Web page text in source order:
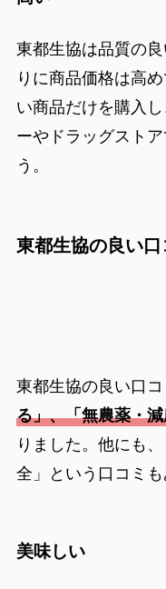
東都生協は品質の
りに商品価格は高
い商品だけを購入
ーやドラッグスト
う。
東都生協の良い口
東都生協の良い口
る」、「無農薬・
りました。他にも
全」という口コミも
美味しい